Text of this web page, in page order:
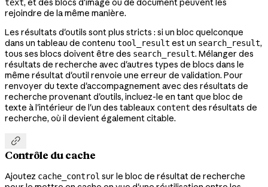
text
rejoindre de la même manière.
Les résultats d'outils sont plus stricts : si un bloc quelconque
dans un tableau de contenu tool_result est un search_result,
tous ses blocs doivent être des search_result. Mélanger des
résultats de recherche avec d'autres types de blocs dans le
même résultat d'outil renvoie une erreur de validation. Pour
renvoyer du texte d'accompagnement avec des résultats de
recherche provenant d'outils, incluez-le en tant que bloc de
texte à l'intérieur de l'un des tableaux content des résultats de
recherche, où il devient également citable.

Contrôle du cache
Ajoutez cache_control sur le bloc de résultat de recherche